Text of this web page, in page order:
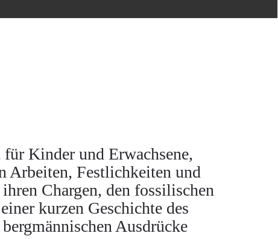
Kinder und Erwachsene,
Arbeiten, Festlichkeiten und
Chargen, den fossilischen
kurzen Geschichte des
Ausdrücke